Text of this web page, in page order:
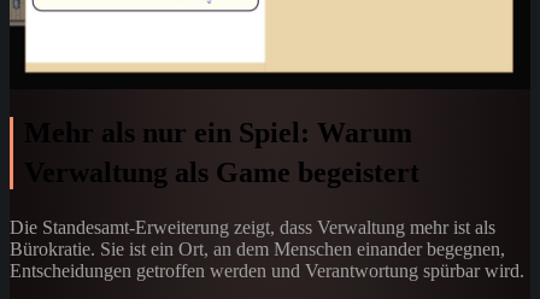
Mehr als nur ein Spiel: Warum
Verwaltung als Game begeistert
Die Standesamt-Erweiterung zeigt, dass Verwaltung mehr ist als
Bürokratie. Sie ist ein Ort, an dem Menschen einander begegnen,
Entscheidungen getroffen werden und Verantwortung spürbar wird.